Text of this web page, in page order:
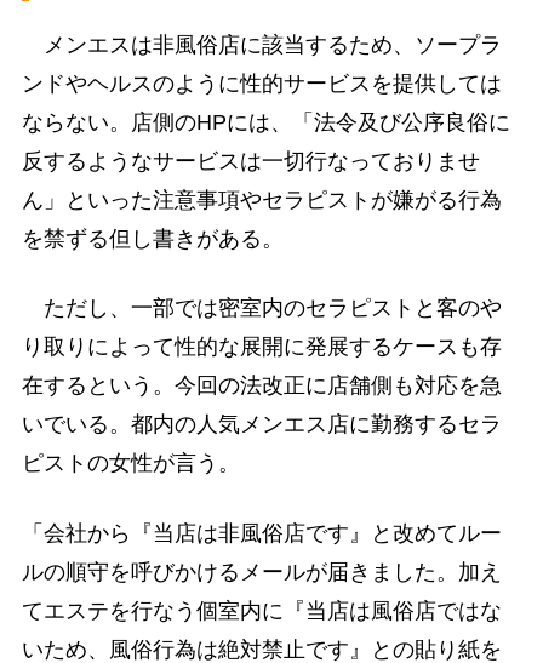
メンエスは非風俗店に該当するため、ソープラ
ンドやヘルスのように性的サービスを提供しては
ならない。店側のHPには、「法令及び公序良俗に
反するようなサービスは一切行なっておりませ
ん」といった注意事項やセラピストが嫌がる行為
を禁ずる但し書きがある。
ただし、一部では密室内のセラピストと客のや
り取りによって性的な展開に発展するケースも存
在するという。今回の法改正に店舗側も対応を急
いでいる。都内の人気メンエス店に勤務するセラ
ピストの女性が言う。
「会社から『当店は非風俗店です』と改めてルー
ルの順守を呼びかけるメールが届きました。加え
てエステを行なう個室内に『当店は風俗店ではな
いため、風俗行為は絶対禁止です』との貼り紙を